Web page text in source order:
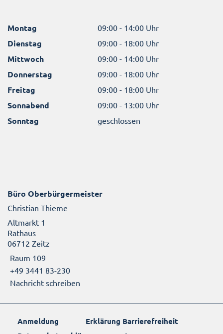
Montag 09:00 - 14:00 Uhr
Dienstag 09:00 - 18:00 Uhr
Mittwoch 09:00 - 14:00 Uhr
Donnerstag 09:00 - 18:00 Uhr
Freitag 09:00 - 18:00 Uhr
Sonnabend 09:00 - 13:00 Uhr
Sonntag geschlossen
Büro Oberbürgermeister
Christian Thieme
Altmarkt 1
Rathaus
06712 Zeitz
Raum 109
+49 3441 83-230
Nachricht schreiben
Anmeldung
Erklärung Barrierefreiheit